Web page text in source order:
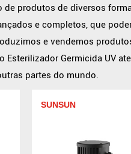
de produtos de diversos
e completos, que
e vendemos
Germicida UV
partes do mundo.
SUNSUN